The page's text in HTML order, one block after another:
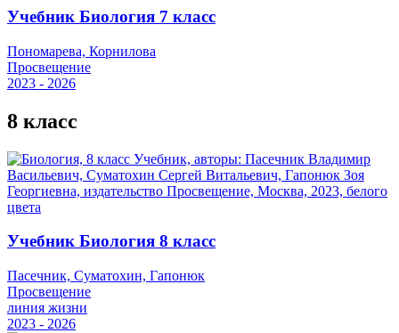
Учебник Биология 7 класс
Пономарева, Корнилова
Просвещение
2023 - 2026
8 класс
Учебник Биология 8 класс
Пасечник, Суматохин, Гапонюк
Просвещение
линия жизни
2023 - 2026